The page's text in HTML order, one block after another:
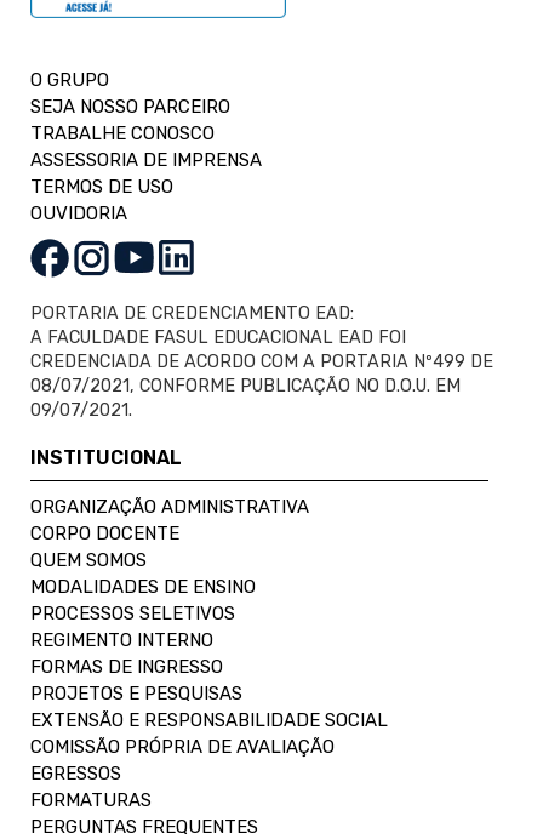
O GRUPO
SEJA NOSSO PARCEIRO
TRABALHE CONOSCO
ASSESSORIA DE IMPRENSA
TERMOS DE USO
OUVIDORIA
PORTARIA DE CREDENCIAMENTO EAD:
A FACULDADE FASUL EDUCACIONAL EAD FOI
CREDENCIADA DE ACORDO COM A PORTARIA Nº499 DE
08/07/2021, CONFORME PUBLICAÇÃO NO D.O.U. EM
09/07/2021.
INSTITUCIONAL
ORGANIZAÇÃO ADMINISTRATIVA
CORPO DOCENTE
QUEM SOMOS
MODALIDADES DE ENSINO
PROCESSOS SELETIVOS
REGIMENTO INTERNO
FORMAS DE INGRESSO
PROJETOS E PESQUISAS
EXTENSÃO E RESPONSABILIDADE SOCIAL
COMISSÃO PRÓPRIA DE AVALIAÇÃO
EGRESSOS
FORMATURAS
PERGUNTAS FREQUENTES